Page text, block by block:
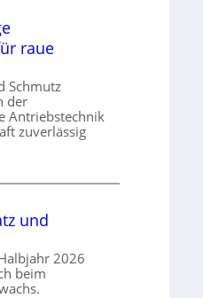
raue
Schmutz
der
Antriebstechnik
zuverlässig
und
2026
beim